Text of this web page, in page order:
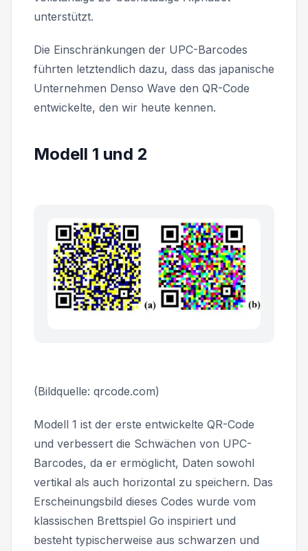
unterstützt.
Die Einschränkungen der UPC-Barcodes
führten letztendlich dazu, dass das japanische
Unternehmen Denso Wave den QR-Code
entwickelte, den wir heute kennen.
Modell 1 und 2
(Bildquelle: qrcode.com)
Modell 1 ist der erste entwickelte QR-Code
und verbessert die Schwächen von UPC-
Barcodes, da er ermöglicht, Daten sowohl
vertikal als auch horizontal zu speichern. Das
Erscheinungsbild dieses Codes wurde vom
klassischen Brettspiel Go inspiriert und
besteht typischerweise aus schwarzen und